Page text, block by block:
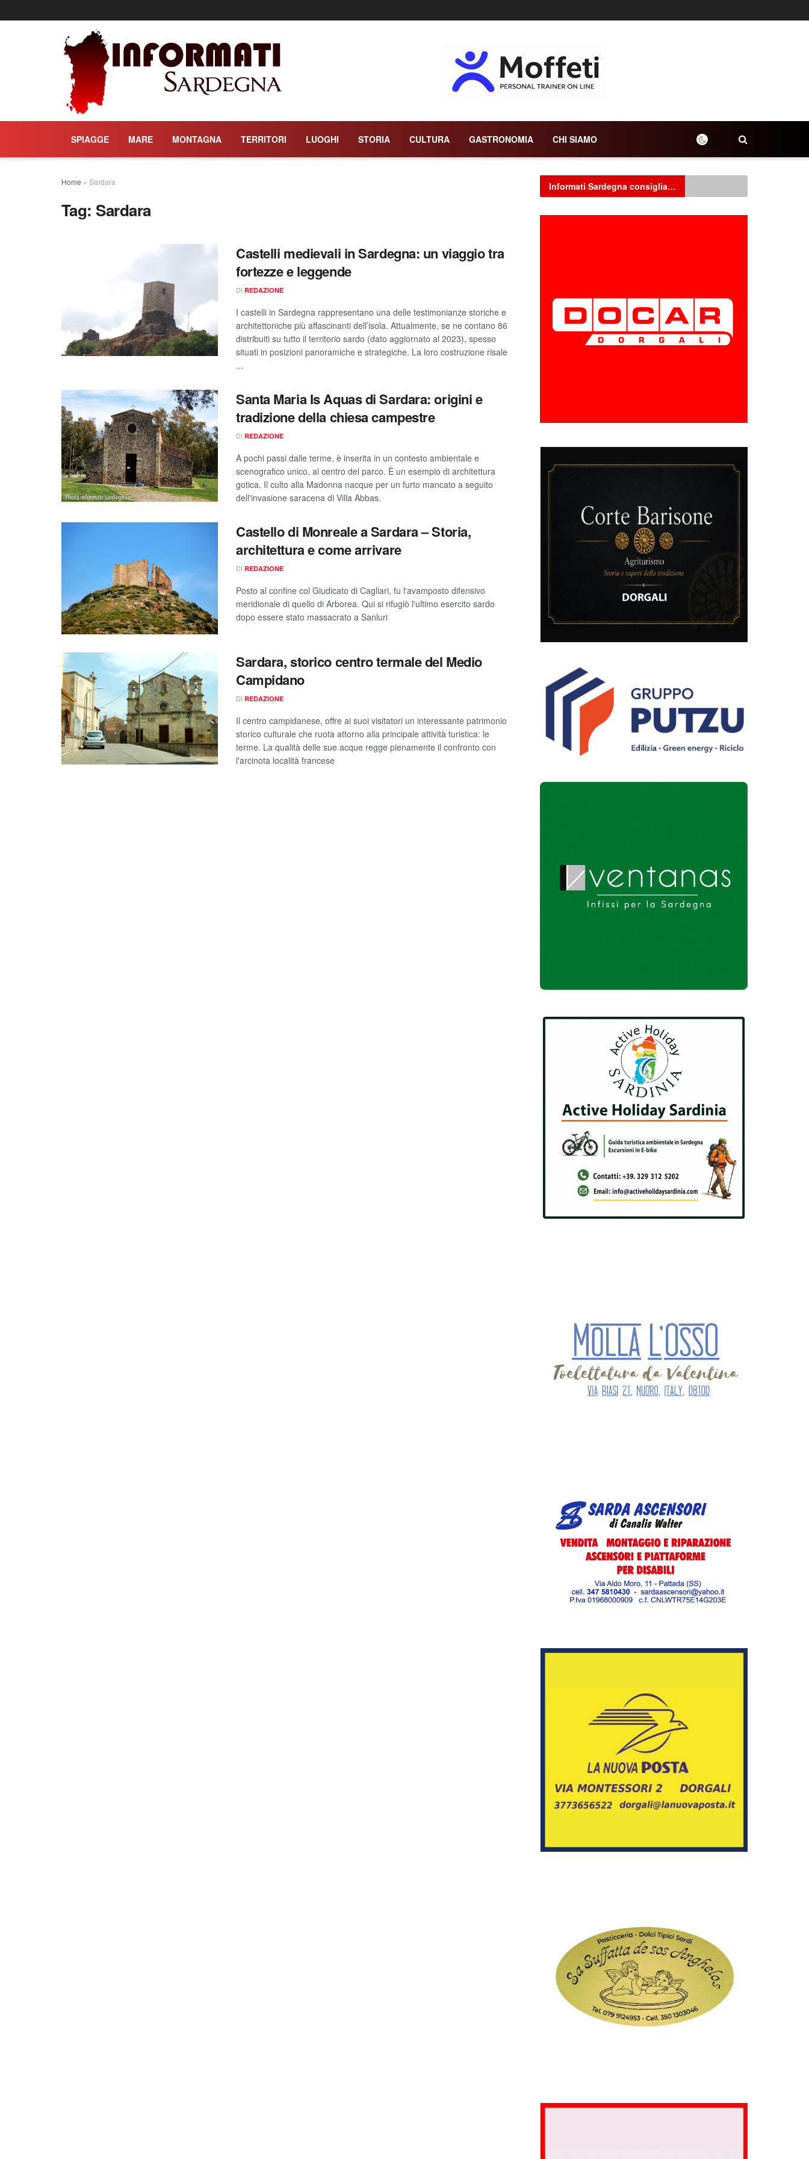
SPIAGGE MARE MONTAGNA TERRITORI LUOGHI STORIA CULTURA GASTRONOMIA CHI SIAMO
Home » Sardara
Tag: Sardara
Castelli medievali in Sardegna: un viaggio tra
fortezze e leggende
DI REDAZIONE
I castelli in Sardegna rappresentano una delle testimonianze storiche e
architettoniche più affascinanti dell’isola. Attualmente, se ne contano 86
distribuiti su tutto il territorio sardo (dato aggiornato al 2023), spesso
situati in posizioni panoramiche e strategiche. La loro costruzione risale
...
Santa Maria Is Aquas di Sardara: origini e
tradizione della chiesa campestre
DI REDAZIONE
A pochi passi dalle terme, è inserita in un contesto ambientale e
scenografico unico, al centro del parco. È un esempio di architettura
gotica. Il culto alla Madonna nacque per un furto mancato a seguito
dell'invasione saracena di Villa Abbas.
Castello di Monreale a Sardara – Storia,
architettura e come arrivare
DI REDAZIONE
Posto al confine col Giudicato di Cagliari, fu l'avamposto difensivo
meridionale di quello di Arborea. Qui si rifugiò l'ultimo esercito sardo
dopo essere stato massacrato a Sanluri
Sardara, storico centro termale del Medio
Campidano
DI REDAZIONE
Il centro campidanese, offre ai suoi visitatori un interessante patrimonio
storico culturale che ruota attorno alla principale attività turistica: le
terme. La qualità delle sue acque regge pienamente il confronto con
l'arcinota località francese
Informati Sardegna consiglia…